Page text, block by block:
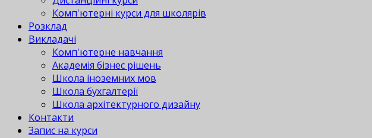
Комп'ютерні курси для школярів
Розклад
Викладачі
Комп'ютерне навчання
Академія бізнес рішень
Школа іноземних мов
Школа бухгалтерії
Школа архітектурного дизайну
Контакти
Запис на курси